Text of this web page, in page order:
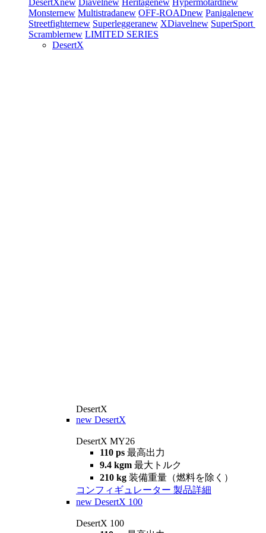
DesertXnew Diavelnew Heritagenew Hypermotardnew
Monsternew Multistradanew OFF-ROADnew Panigalenew
Streetfighternew Superleggeranew XDiavelnew SuperSport
Scramblernew LIMITED SERIES
DesertX
DesertX
new DesertX
DesertX MY26
110 ps 最高出力
9.4 kgm 最大トルク
210 kg 装備重量（燃料を除く）
コンフィギュレーター 製品詳細
new DesertX 100
DesertX 100